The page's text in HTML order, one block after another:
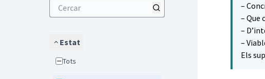
Estat
Tots
–
– Que
–
–
Els